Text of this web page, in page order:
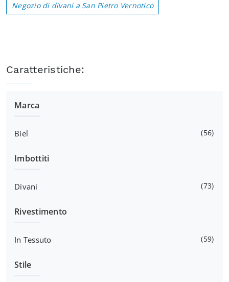
Negozio di divani a San Pietro Vernotico
Caratteristiche:
Marca
Biel 56
Imbottiti
Divani 73
Rivestimento
In Tessuto 59
Stile